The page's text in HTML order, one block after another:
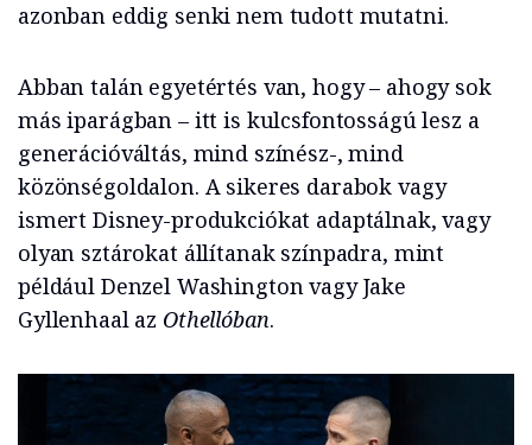
azonban eddig senki nem tudott mutatni.
Abban talán egyetértés van, hogy – ahogy sok
más iparágban – itt is kulcsfontosságú lesz a
generációváltás, mind színész-, mind
közönségoldalon. A sikeres darabok vagy
ismert Disney-produkciókat adaptálnak, vagy
olyan sztárokat állítanak színpadra, mint
például Denzel Washington vagy Jake
Gyllenhaal az Othellóban.